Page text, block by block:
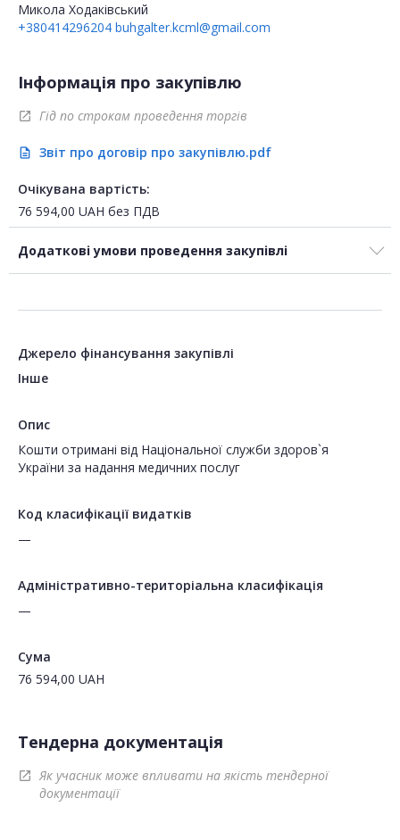
Микола Ходаківський
+380414296204 buhgalter.kcml@gmail.com
Інформація про закупівлю
open_in_new Гід по строкам проведення торгів
description Звіт про договір про закупівлю.pdf
Очікувана вартість:
76 594,00 UAH без ПДВ
Додаткові умови проведення закупівлі
Джерело фінансування закупівлі
Інше
Опис
Кошти отримані від Національної служби здоров`я
України за надання медичних послуг
Код класифікації видатків
—
Адміністративно-територіальна класифікація
—
Сума
76 594,00 UAH
Тендерна документація
open_in_new
Як учасник може впливати на якість тендерної
документації